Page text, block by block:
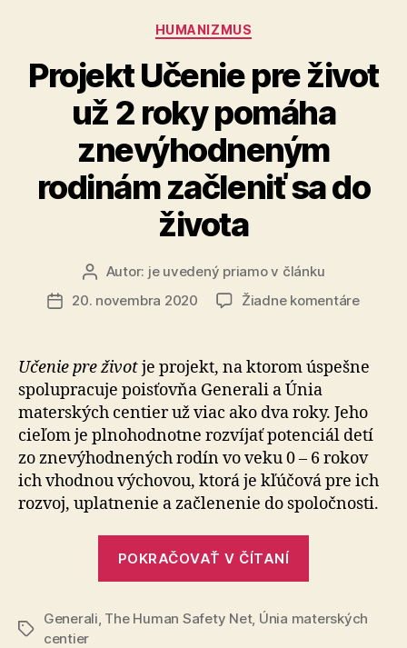
sú
ľahostajné“
Kategórie
HUMANIZMUS
Projekt Učenie pre život
už 2 roky pomáha
znevýhodneným
rodinám začleniť sa do
života
AutorAutor: je uvedený priamo v článku
Dátum
20. novembra 2020 Žiadne komentárena
2
roky
Učenie pre životje projekt, na ktorom úspešne
spolupracuje poisťovňa Generali a Únia
materských centier už viac ako dva roky. Jeho
cieľom je plnohodnotne rozvíjať potenciál detí
zo znevýhodnených rodín vo veku 0 – 6 rokov
ich vhodnou výchovou, ktorá je kľúčová pre ich
rozvoj, uplatnenie a začlenenie do spoločnosti.
POKRAČOVAŤ V ČÍTANÍ
život
Značky
Generali, The Human Safety Net, Únia materských
centier